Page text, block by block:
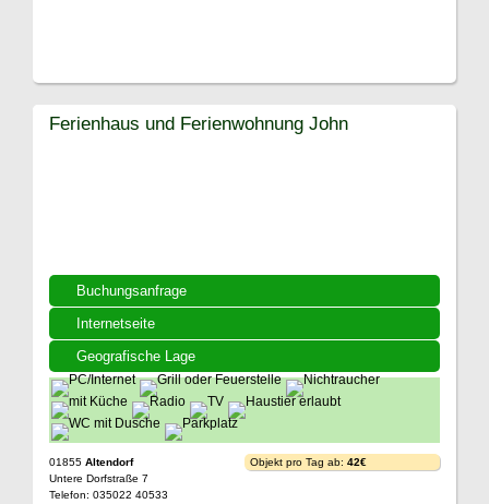
Buchungsanfrage
Internetseite
Geografische Lage
Ferienhaus und Ferienwohnung John
01855 Altendorf
Untere Dorfstraße 7
Telefon: 035022 40533
Objekt pro Tag ab: 42€